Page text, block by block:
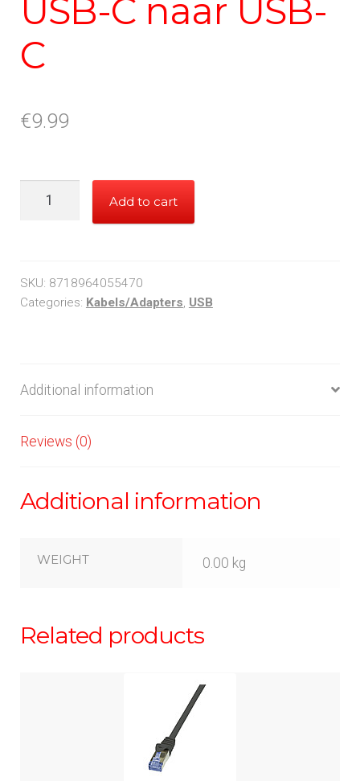
USB-C naar USB-
C
€9.99
C
quantity
Add to cart
SKU: 8718964055470
Categories: Kabels/Adapters, USB
Additional information
Reviews (0)
Additional information
WEIGHT 0.00 kg
Related products